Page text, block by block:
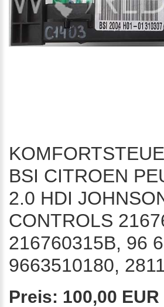
BSI CITROEN
2.0 HDI
CONTROLS
216760315B, 96
9663510180,
Preis: 100,00 EUR